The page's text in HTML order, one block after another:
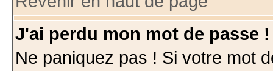
J'ai perdu mon mot de passe !
Ne paniquez pas ! Si votre mot